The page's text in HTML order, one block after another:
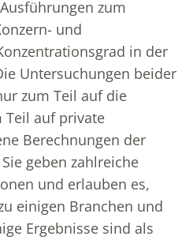
zum
und
in der
Untersuchungen beider
zum Teil auf die
Teil auf private
Berechnungen der
geben zahlreiche
und erlauben es,
einigen Branchen und
Ergebnisse sind als